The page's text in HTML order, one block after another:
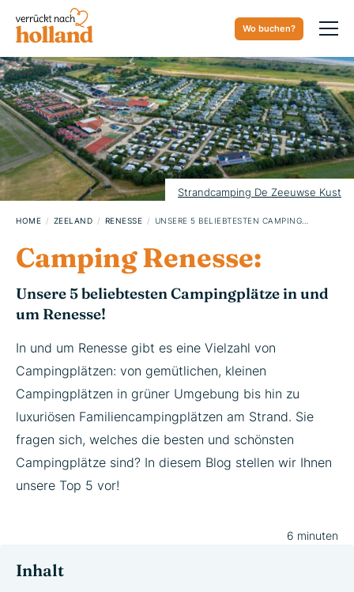
Wo buchen?
Strandcamping De Zeeuwse Kust
HOME ZEELAND RENESSE
Camping Renesse:
Unsere 5 beliebtesten Campingplätze in und
um Renesse!
In und um Renesse gibt es eine Vielzahl von
Campingplätzen: von gemütlichen, kleinen
Campingplätzen in grüner Umgebung bis hin zu
luxuriösen Familiencampingplätzen am Strand. Sie
fragen sich, welches die besten und schönsten
Campingplätze sind? In diesem Blog stellen wir Ihnen
unsere Top 5 vor!
6 minuten
10. SEPTEMBER 2024
Inhalt